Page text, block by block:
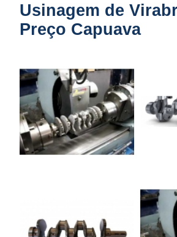
Usinagem de
Preço Capuava